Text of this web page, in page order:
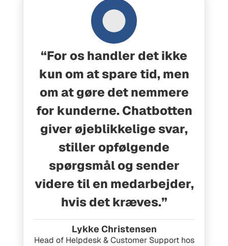
“For os handler det ikke
kun om at spare tid, men
om at gøre det nemmere
for kunderne. Chatbotten
giver øjeblikkelige svar,
stiller opfølgende
spørgsmål og sender
videre til en medarbejder,
hvis det kræves.”
Lykke Christensen
Head of Helpdesk & Customer Support hos